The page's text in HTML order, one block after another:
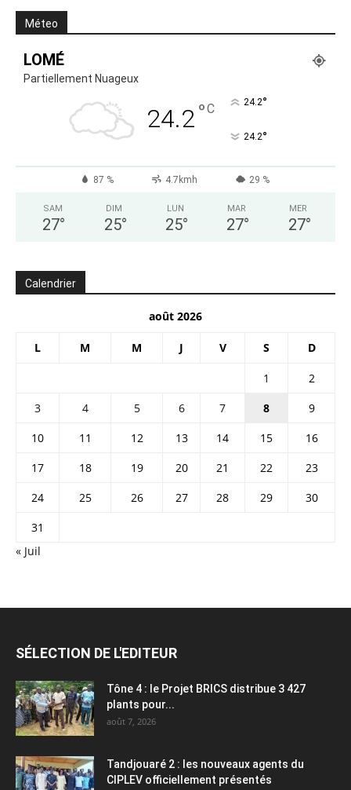
Méteo
LOMÉ
Partiellement Nuageux
24.2°C 24.2°
24.2°
87 % 4.7kmh 29 %
SAM
27°
DIM
25°
LUN
25°
MAR
27°
MER
27°
Calendrier
août 2026
L M M J V S D
1
2
3
4 5 6 7 8
9
10
11 12 13 14 15
16
17
18 19 20 21 22
23
24
25 26 27 28 29
30
31
« Juil
SÉLECTION DE L'EDITEUR
Tône 4 : le Projet BRICS distribue 3 427
plants pour...
août 7, 2026
Tandjouaré 2 : les nouveaux agents du
CIPLEV officiellement présentés